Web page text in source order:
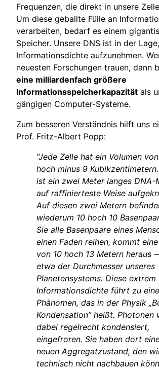
Frequenzen, die direkt in unsere
Um diese geballte Fülle an
verarbeiten, bedarf es einem
Speicher. Unsere DNS ist in der
Informationsdichte aufzunehmen.
neuesten Forschungen trauen, dann
eine milliardenfach größere
Informationsspeicherkapazität als
gängigen Computer-Systeme.
Zum besseren Verständnis hilft uns
Prof. Fritz-Albert Popp:
“Jede Zelle hat ein Volumen
hoch minus 9
ist ein zwei Meter langes DNA-
auf raffinierteste Weise
Auf diesen zwei Metern
wiederum 10 hoch 10
Sie alle Basenpaare eines
einen Faden reihen, kommt
von 10 hoch 13 Metern heraus
etwa der Durchmesser unseres
Planetensystems. Diese extrem
Informationsdichte führt zu
Phänomen, das in der Physik
Kondensation” heißt. Photonen
dabei regelrecht kondensiert,
eingefroren. Sie haben dort
neuen Aggregatzustand, den
technisch nicht nachbauen